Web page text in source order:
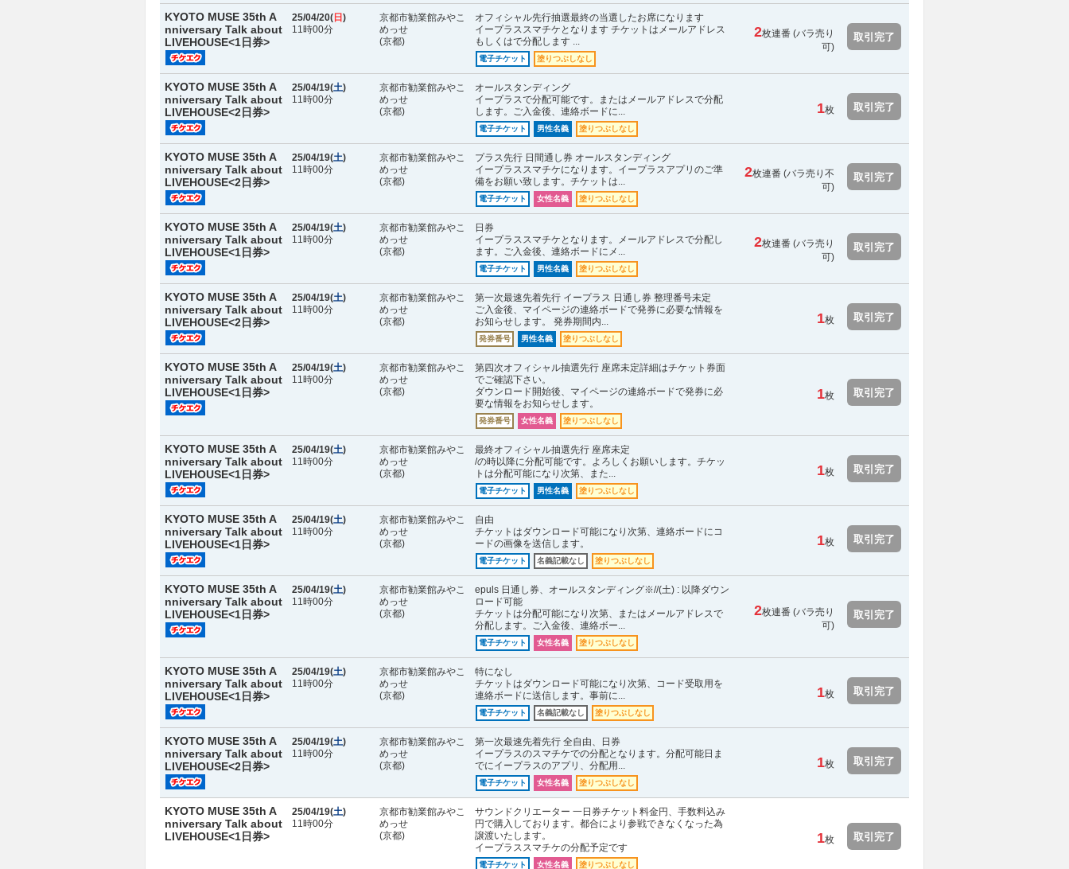
KYOTO MUSE 35th A
nniversary Talk about
LIVEHOUSE<1日券>
25/04/20( 日 )
11時00分
京都市勧業館みやこ
めっせ
(京都)
オフィシャル先行抽選最終の当選したお席になります
イープラススマチケとなります チケットはメールアドレス
もしくはで分配します ...
電子チケット 塗りつぶしなし
2枚連番 (バラ売り
可)
取引完了
KYOTO MUSE 35th A
nniversary Talk about
LIVEHOUSE<2日券>
25/04/19(土)
11時00分
京都市勧業館みやこ
めっせ
(京都)
オールスタンディング
イープラスで分配可能です。またはメールアドレスで分配
します。ご入金後、連絡ボードに...
電子チケット 男性名義 塗りつぶしなし
1枚 取引完了
KYOTO MUSE 35th A
nniversary Talk about
LIVEHOUSE<2日券>
25/04/19(土)
11時00分
京都市勧業館みやこ
めっせ
(京都)
プラス先行 日間通し券 オールスタンディング
イープラススマチケになります。イープラスアプリのご準
備をお願い致します。チケットは...
電子チケット 女性名義 塗りつぶしなし
2枚連番 (バラ売り不
可)
取引完了
KYOTO MUSE 35th A
nniversary Talk about
LIVEHOUSE<1日券>
25/04/19(土)
11時00分
京都市勧業館みやこ
めっせ
(京都)
日券
イープラススマチケとなります。メールアドレスで分配し
ます。ご入金後、連絡ボードにメ...
電子チケット 男性名義 塗りつぶしなし
2枚連番 (バラ売り
可)
取引完了
KYOTO MUSE 35th A
nniversary Talk about
LIVEHOUSE<2日券>
25/04/19(土)
11時00分
京都市勧業館みやこ
めっせ
(京都)
第一次最速先着先行 イープラス 日通し券 整理番号未定
ご入金後、マイページの連絡ボードで発券に必要な情報を
お知らせします。 発券期間内...
発券番号 男性名義 塗りつぶしなし
1枚 取引完了
KYOTO MUSE 35th A
nniversary Talk about
LIVEHOUSE<1日券>
25/04/19(土)
11時00分
京都市勧業館みやこ
めっせ
(京都)
第四次オフィシャル抽選先行 座席未定詳細はチケット券面
でご確認下さい。
ダウンロード開始後、マイページの連絡ボードで発券に必
要な情報をお知らせします。
発券番号 女性名義 塗りつぶしなし
1枚 取引完了
KYOTO MUSE 35th A
nniversary Talk about
LIVEHOUSE<1日券>
25/04/19(土)
11時00分
京都市勧業館みやこ
めっせ
(京都)
最終オフィシャル抽選先行 座席未定
/の時以降に分配可能です。よろしくお願いします。チケッ
トは分配可能になり次第、また...
電子チケット 男性名義 塗りつぶしなし
1枚 取引完了
KYOTO MUSE 35th A
nniversary Talk about
LIVEHOUSE<1日券>
25/04/19(土)
11時00分
京都市勧業館みやこ
めっせ
(京都)
自由
チケットはダウンロード可能になり次第、連絡ボードにコ
ードの画像を送信します。
電子チケット 名義記載なし 塗りつぶしなし
1枚 取引完了
KYOTO MUSE 35th A
nniversary Talk about
LIVEHOUSE<1日券>
25/04/19(土)
11時00分
京都市勧業館みやこ
めっせ
(京都)
epuls 日通し券、オールスタンディング※//(土) : 以降ダウン
ロード可能
チケットは分配可能になり次第、またはメールアドレスで
分配します。ご入金後、連絡ボー...
電子チケット 女性名義 塗りつぶしなし
2枚連番 (バラ売り
可)
取引完了
KYOTO MUSE 35th A
nniversary Talk about
LIVEHOUSE<1日券>
25/04/19(土)
11時00分
京都市勧業館みやこ
めっせ
(京都)
特になし
チケットはダウンロード可能になり次第、コード受取用を
連絡ボードに送信します。事前に...
電子チケット 名義記載なし 塗りつぶしなし
1枚 取引完了
KYOTO MUSE 35th A
nniversary Talk about
LIVEHOUSE<2日券>
25/04/19(土)
11時00分
京都市勧業館みやこ
めっせ
(京都)
第一次最速先着先行 全自由、日券
イープラスのスマチケでの分配となります。分配可能日ま
でにイープラスのアプリ、分配用...
電子チケット 女性名義 塗りつぶしなし
1枚 取引完了
KYOTO MUSE 35th A
nniversary Talk about
LIVEHOUSE<1日券>
25/04/19(土)
11時00分
京都市勧業館みやこ
めっせ
(京都)
サウンドクリエーター 一日券チケット料金円、手数料込み
円で購入しております。都合により参戦できなくなった為
譲渡いたします。
イープラススマチケの分配予定です
電子チケット 女性名義 塗りつぶしなし
1枚 取引完了